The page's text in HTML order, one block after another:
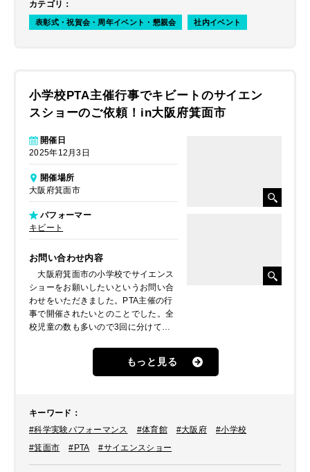
カテゴリ ：
表彰式・祝賀会・周年イベント・懇親会 社内イベント
小学校PTA主催行事でキビートのサイエン
スショーのご依頼！in大阪府箕面市
開催日
2025年12月3日
開催場所
大阪府箕面市
パフォーマー
キビート
お問い合わせ内容
大阪府箕面市の小学校でサイエンス
ショーをお願いしたいというお問い合
わせをいただきました。PTA主催の行
事で開催されたいとのことでした。全
校児童の数も多いので3回に分けて実
で、小学校での公演経験も多いキビー
トをご紹介。堅苦しさもなく楽しく学
べるパフォーマンスということで小学
もっと見る
キーワード ：
#科学実験パフォーマンス
#体育館 #大阪府
#小学校
#箕面市
#PTA #サイエンスショー